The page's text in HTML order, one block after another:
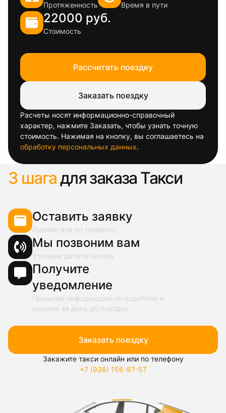
Протяженность Время в пути
22000 руб.
Стоимость
Рассчитать поездку
Заказать поездку
Расчеты носят информационно-справочный
характер, нажмите Заказать, чтобы узнать точную
стоимость. Нажимая на кнопку, вы соглашаетесь на
обработку персональных данных.
3 шагадля заказа Такси
Оставить заявку
Онлайн или по телефону
Мы позвоним вам
Уточним детали заказа
Получите
уведомление
Пришлем информацию по водителю и
машине за день до поездки
Заказать поездку
Закажите такси онлайн или по телефону
+7 (938) 156-87-57